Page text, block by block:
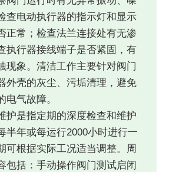
查电动执行器的指示灯和显示
正常；检查法兰连接处有无渗
执行器接线端子是否紧固，有
现象。清洁工作主要针对阀门
外壳的灰尘、污垢清理，避免
电气故障。
护是指定期的深度检查和维护
半年或每运行2000小时进行一
可根据实际工况适当调整。周
包括：手动操作阀门测试启闭